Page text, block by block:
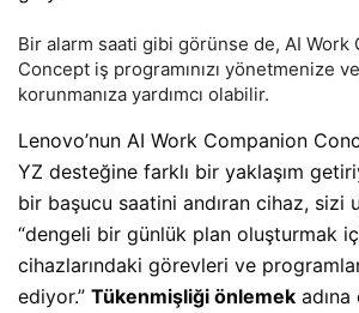
Bir alarm saati gibi görünse de, AI Work
Concept iş programınızı yönetmenize
korunmanıza yardımcı olabilir.
Lenovo’nun AI Work Companion
YZ desteğine farklı bir yaklaşım
bir başucu saatini andıran cihaz, sizi
“dengeli bir günlük plan oluşturmak
cihazlarındaki görevleri ve
ediyor.” Tükenmişliği önlemek